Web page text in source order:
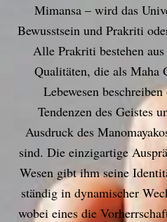
Mimansa – wird das
Bewusstsein und Prakriti
Alle Prakriti bestehen
Qualitäten, die als Maha
Lebewesen
Tendenzen des Geistes
Ausdruck des
sind. Die einzigartige
Wesen gibt ihm seine
ständig in dynamischer
wobei eines die